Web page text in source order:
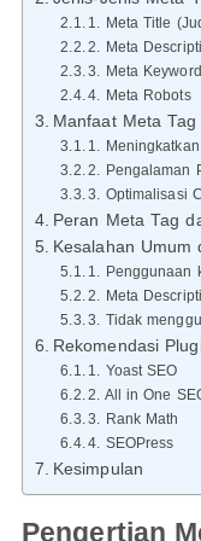
1. Meta Title
2. Meta
3. Meta
4. Meta Robots
Manfaat Meta
1.
2. Pengalaman
3. Optimalisasi
Peran Meta Tag
Kesalahan Umum
1. Penggunaan
2. Meta
3. Tidak
Rekomendasi
1. Yoast SEO
2. All in One
3. Rank Math
4. SEOPress
Kesimpulan
Pengertian